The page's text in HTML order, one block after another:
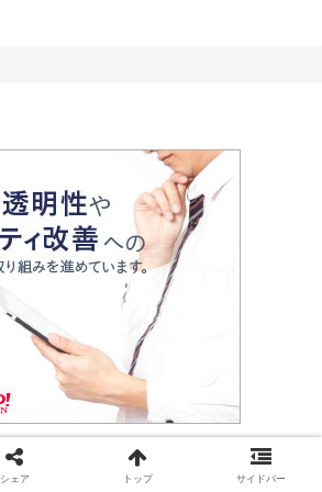
シェア トップ サイドバー